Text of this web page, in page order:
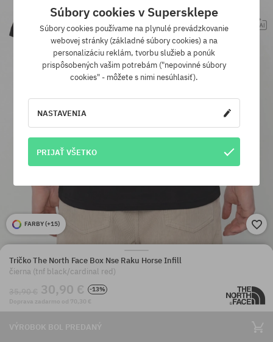
FARBY (+15)
Tričko The North Face Box Nse Raku Horse Infill
čierna (tnf black/cardinal red)
35,90 € 30,90 €
-13%
Doprava zadarmo od 70,30 €
VÝROBOK BOL PREDANÝ
Súbory cookies v Supersklepe
Súbory cookies používame na plynulé prevádzkovanie
webovej stránky (základné súbory cookies) a na
personalizáciu reklám, tvorbu služieb a ponúk
prispôsobených vašim potrebám ("nepovinné súbory
cookies" - môžete s nimi nesúhlasiť).
NASTAVENIA
PRIJAŤ VŠETKO